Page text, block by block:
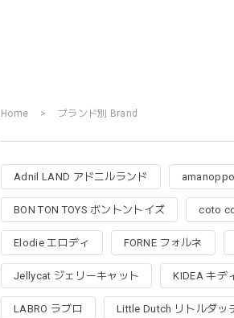
Home ブランド別 Brand
Adnil LAND アドニルランド
BON TON TOYS ボントントイズ coto
Elodie エロディ FORNE フォルネ
Jellycat ジェリーキャット KIDEA キデ
LABRO ラブロ Little Dutch リトルダッ